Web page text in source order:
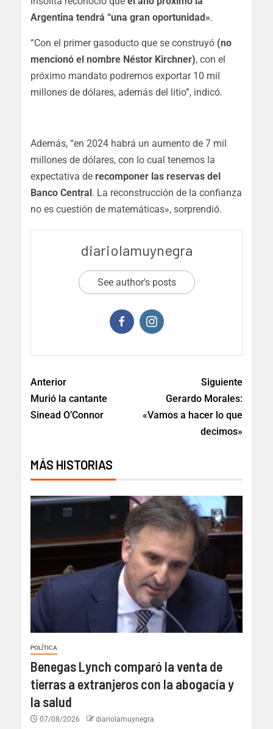
Argentina tendrá “una gran oportunidad».
“Con el primer gasoducto que se construyó (no
mencionó el nombre Néstor Kirchner), con el
próximo mandato podremos exportar 10 mil
millones de dólares, además del litio”, indicó.
Además, “en 2024 habrá un aumento de 7 mil
millones de dólares, con lo cual tenemos la
expectativa de recomponer las reservas del
Banco Central . La reconstrucción de la confianza
no es cuestión de matemáticas», sorprendió.
diariolamuynegra
See author's posts
Anterior
Murió la cantante
Sinead O’Connor
Siguiente
Gerardo Morales:
«Vamos a hacer lo que
decimos»
MÁS HISTORIAS
POLÍTICA
Benegas Lynch comparó la venta de
tierras a extranjeros con la abogacía y
la salud
07/08/2026 diariolamuynegra